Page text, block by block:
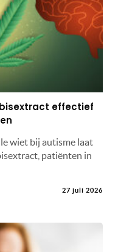
effectief
wiet bij autisme laat
patiënten in
27 juli 2026